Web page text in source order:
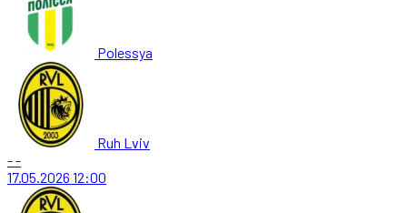
Polessya
Ruh Lviv
--
17.05.2026 12:00